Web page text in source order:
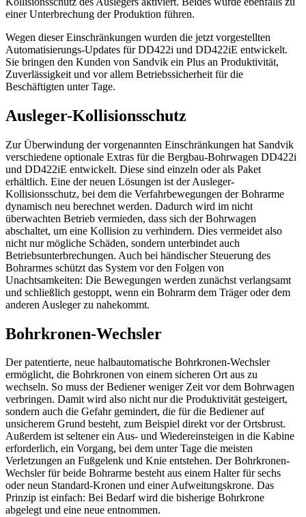
einer Unterbrechung der Produktion führen.
Wegen dieser Einschränkungen wurden die jetzt vorgestellten
Automatisierungs-Updates für DD422i und DD422iE entwickelt.
Sie bringen den Kunden von Sandvik ein Plus an Produktivität,
Zuverlässigkeit und vor allem Betriebssicherheit für die
Beschäftigten unter Tage.
Ausleger-Kollisionsschutz
Zur Überwindung der vorgenannten Einschränkungen hat Sandvik
verschiedene optionale Extras für die Bergbau-Bohrwagen DD422i
und DD422iE entwickelt. Diese sind einzeln oder als Paket
erhältlich. Eine der neuen Lösungen ist der Ausleger-
Kollisionsschutz, bei dem die Verfahrbewegungen der Bohrarme
dynamisch neu berechnet werden. Dadurch wird im nicht
überwachten Betrieb vermieden, dass sich der Bohrwagen
abschaltet, um eine Kollision zu verhindern. Dies vermeidet also
nicht nur mögliche Schäden, sondern unterbindet auch
Betriebsunterbrechungen. Auch bei händischer Steuerung des
Bohrarmes schützt das System vor den Folgen von
Unachtsamkeiten: Die Bewegungen werden zunächst verlangsamt
und schließlich gestoppt, wenn ein Bohrarm dem Träger oder dem
anderen Ausleger zu nahekommt.
Bohrkronen-Wechsler
Der patentierte, neue halbautomatische Bohrkronen-Wechsler
ermöglicht, die Bohrkronen von einem sicheren Ort aus zu
wechseln. So muss der Bediener weniger Zeit vor dem Bohrwagen
verbringen. Damit wird also nicht nur die Produktivität gesteigert,
sondern auch die Gefahr gemindert, die für die Bediener auf
unsicherem Grund besteht, zum Beispiel direkt vor der Ortsbrust.
Außerdem ist seltener ein Aus- und Wiedereinsteigen in die Kabine
erforderlich, ein Vorgang, bei dem unter Tage die meisten
Verletzungen an Fußgelenk und Knie entstehen. Der Bohrkronen-
Wechsler für beide Bohrarme besteht aus einem Halter für sechs
oder neun Standard-Kronen und einer Aufweitungskrone. Das
Prinzip ist einfach: Bei Bedarf wird die bisherige Bohrkrone
abgelegt und eine neue entnommen.